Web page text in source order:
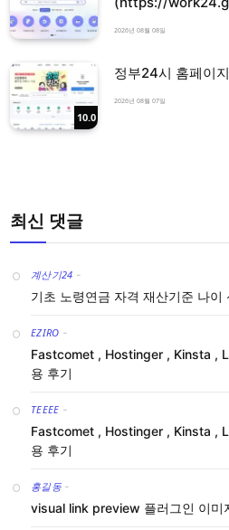
2026년 08월 08일
10.0
정부24시 홈페이
2026년 08월 07일
최신 댓글
계산기24 -
기초 노령연금 자격 재산기준 나이
EZIRO -
Fastcomet , Hostinger , Kinsta ,
용 후기
TEEEE -
Fastcomet , Hostinger , Kinsta ,
용 후기
홍길동 -
visual link preview 플러그인 이미